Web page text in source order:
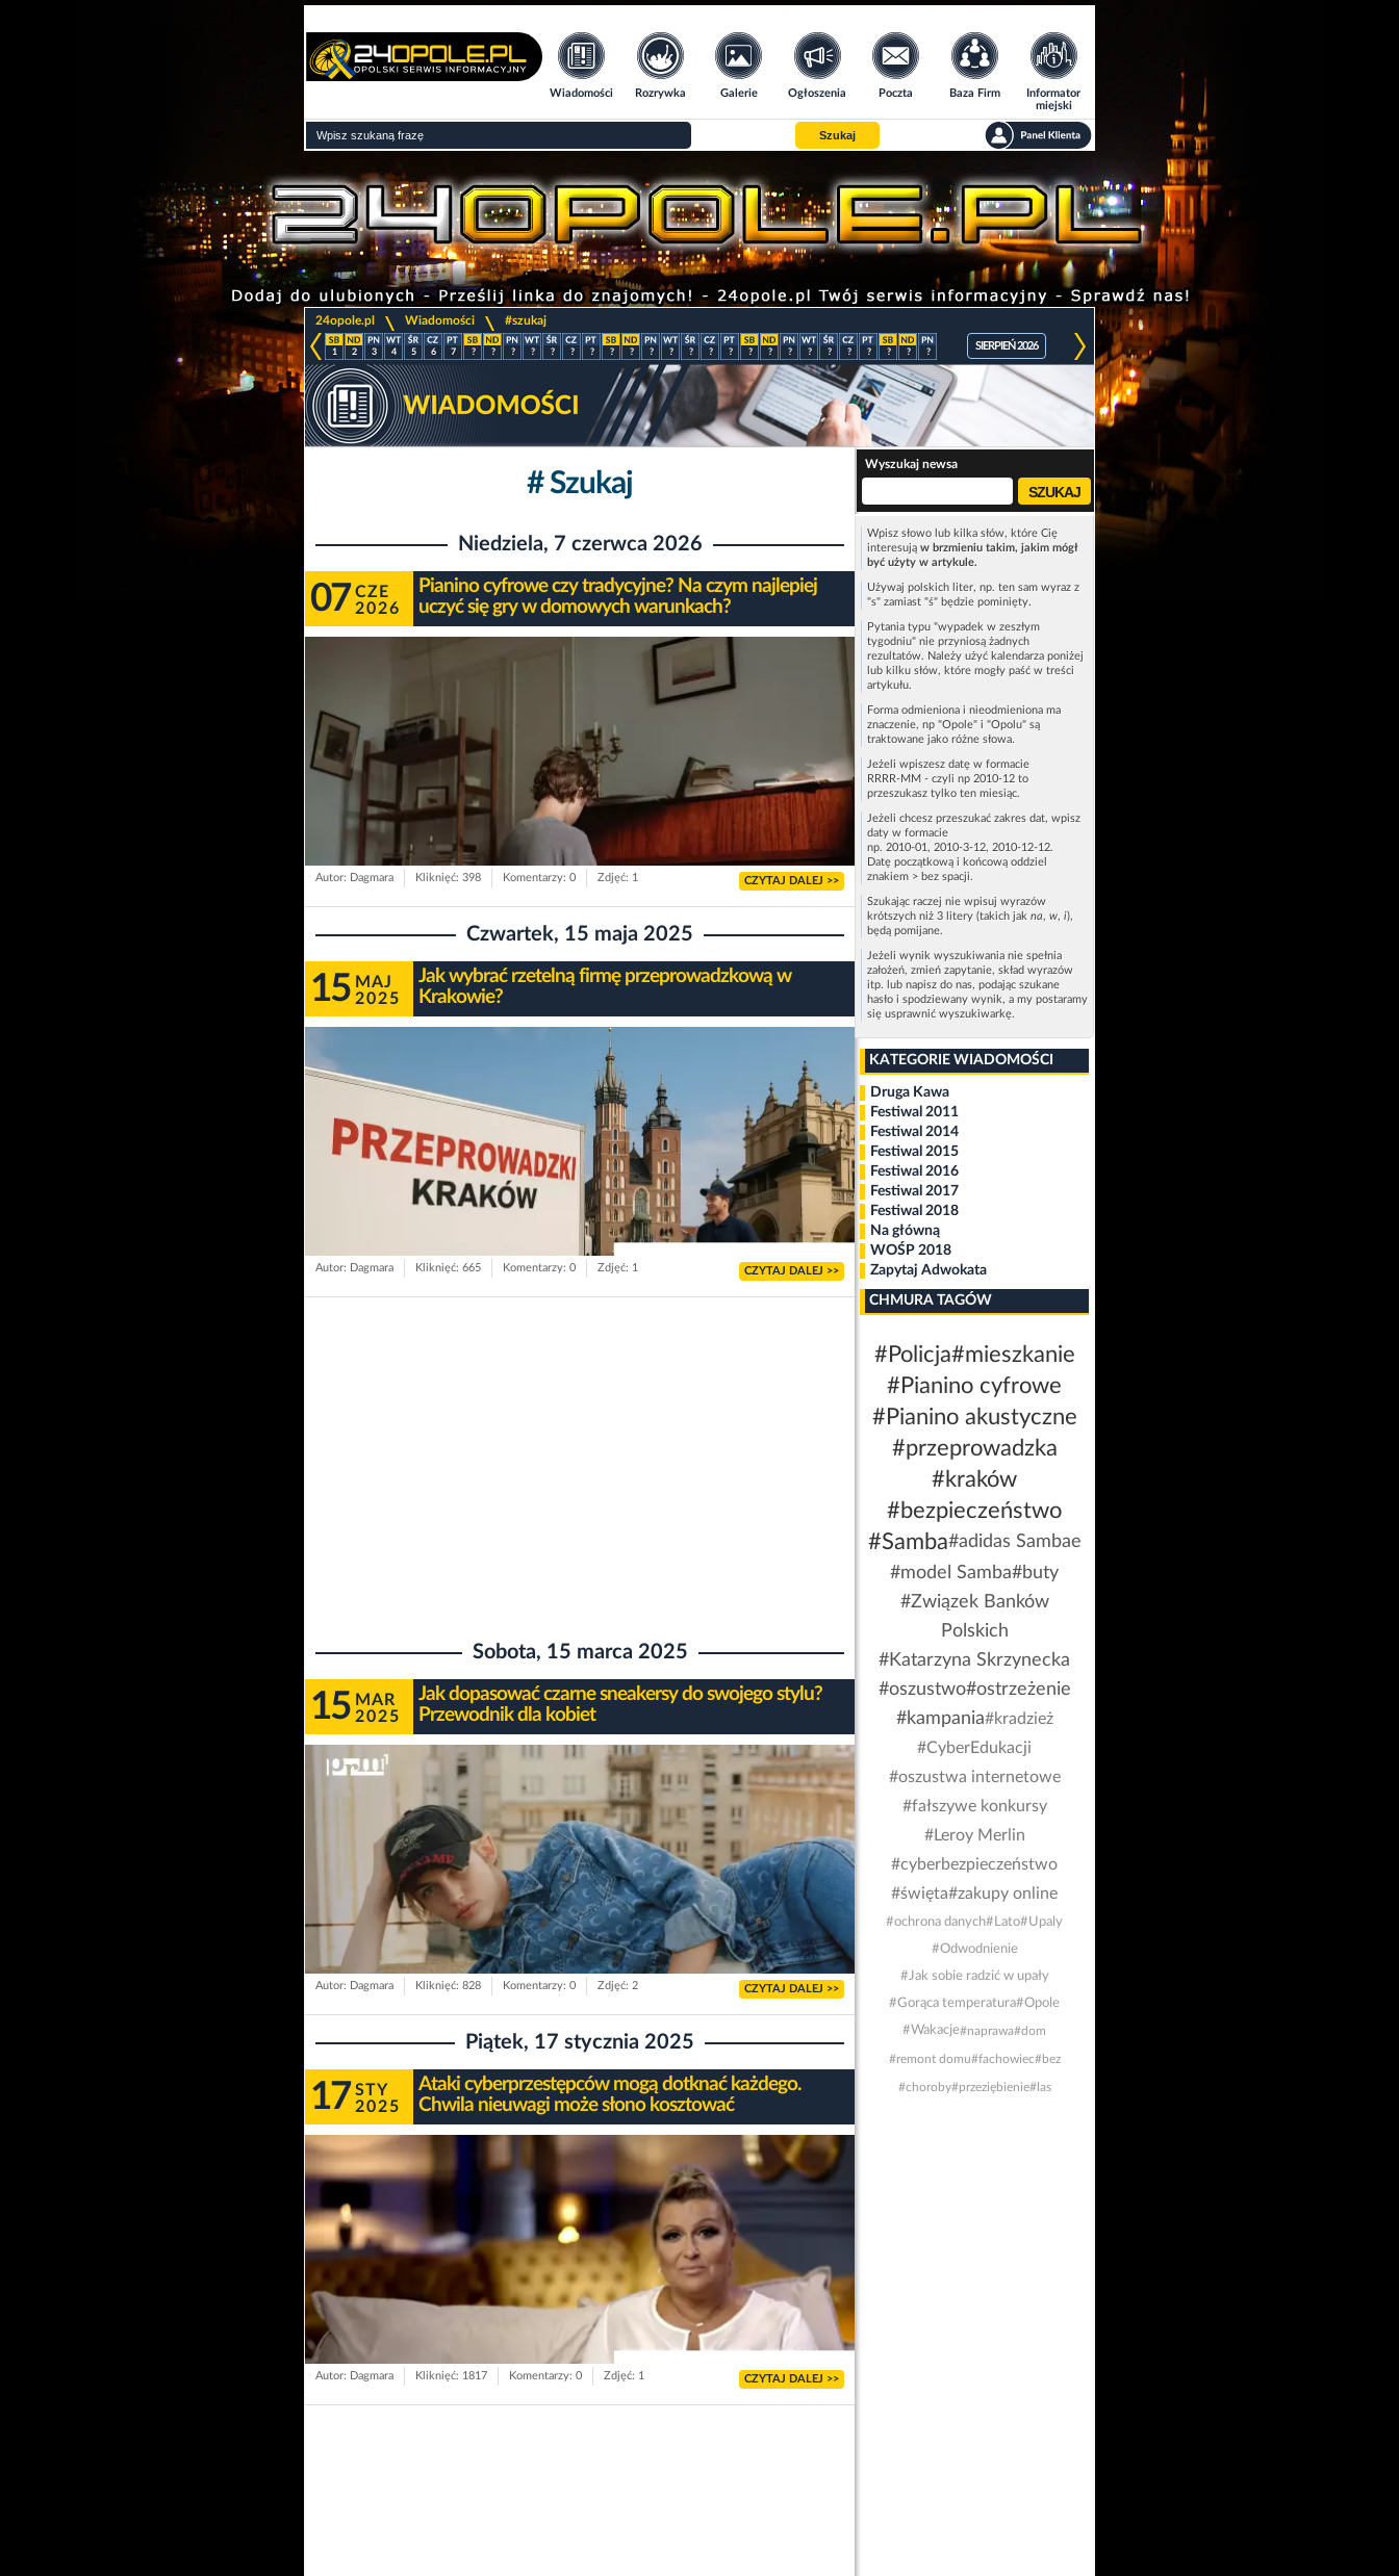
Wiadomości Rozrywka Galerie Ogłoszenia Poczta Baza Firm
Informator
miejski
Szukaj
24opole.pl
>
Wiadomości #szukaj
1 2 3 4 5 6 7 ? ? ? ? ? ? ? ? ? ? ? ? ? ? ? ? ? ? ? ? ? ? ? ?
SIERPIEŃ 2026
# Szukaj
Niedziela, 7 czerwca 2026
07 CZE
2026
Pianino cyfrowe czy tradycyjne? Na czym najlepiej
uczyć się gry w domowych warunkach?
Autor: Dagmara Kliknięć: 398 Komentarzy: 0 Zdjęć: 1 CZYTAJ DALEJ >>
Czwartek, 15 maja 2025
15 MAJ
2025
Jak wybrać rzetelną firmę przeprowadzkową w
Krakowie?
Autor: Dagmara Kliknięć: 665 Komentarzy: 0 Zdjęć: 1 CZYTAJ DALEJ >>
Sobota, 15 marca 2025
15 MAR
2025
Jak dopasować czarne sneakersy do swojego stylu?
Przewodnik dla kobiet
Autor: Dagmara Kliknięć: 828 Komentarzy: 0 Zdjęć: 2 CZYTAJ DALEJ >>
Piątek, 17 stycznia 2025
17 STY
2025
Ataki cyberprzestępców mogą dotknać każdego.
Chwila nieuwagi może słono kosztować
Autor: Dagmara Kliknięć: 1817 Komentarzy: 0 Zdjęć: 1 CZYTAJ DALEJ >>
Wyszukaj newsa
Wpisz słowo lub kilka słów, które Cię
interesują w brzmieniu takim, jakim mógł
być użyty w artykule.
Używaj polskich liter, np. ten sam wyraz z
"s" zamiast "ś" będzie pominięty.
Pytania typu "wypadek w zeszłym
tygodniu" nie przyniosą żadnych
rezultatów. Należy użyć kalendarza poniżej
lub kilku słów, które mogły paść w treści
artykułu.
Forma odmieniona i nieodmieniona ma
znaczenie, np "Opole" i "Opolu" są
traktowane jako różne słowa.
Jeżeli wpiszesz datę w formacie
RRRR-MM - czyli np 2010-12 to
przeszukasz tylko ten miesiąc.
Jeżeli chcesz przeszukać zakres dat, wpisz
daty w formacie
np. 2010-01, 2010-3-12, 2010-12-12.
Datę początkową i końcową oddziel
znakiem > bez spacji.
Szukając raczej nie wpisuj wyrazów
krótszych niż 3 litery (takich jak na, w, i),
będą pomijane.
Jeżeli wynik wyszukiwania nie spełnia
założeń, zmień zapytanie, skład wyrazów
itp. lub napisz do nas, podając szukane
hasło i spodziewany wynik, a my postaramy
się usprawnić wyszukiwarkę.
KATEGORIE WIADOMOŚCI
Druga Kawa
Festiwal 2011
Festiwal 2014
Festiwal 2015
Festiwal 2016
Festiwal 2017
Festiwal 2018
Na główną
WOŚP 2018
Zapytaj Adwokata
CHMURA TAGÓW
#Policja#mieszkanie
#Pianino cyfrowe
#Pianino akustyczne
#przeprowadzka
#kraków
#bezpieczeństwo
#Samba#adidas Sambae
#model Samba#buty
#Związek Banków
Polskich
#Katarzyna Skrzynecka
#oszustwo#ostrzeżenie
#kampania#kradzież
#CyberEdukacji
#oszustwa internetowe
#fałszywe konkursy
#Leroy Merlin
#cyberbezpieczeństwo
#święta#zakupy online
#ochrona danych#Lato#Upaly
#Odwodnienie
#Jak sobie radzić w upały
#Gorąca temperatura#Opole
#Wakacje#naprawa#dom
#remont domu#fachowiec#bez
#choroby#przeziębienie#las